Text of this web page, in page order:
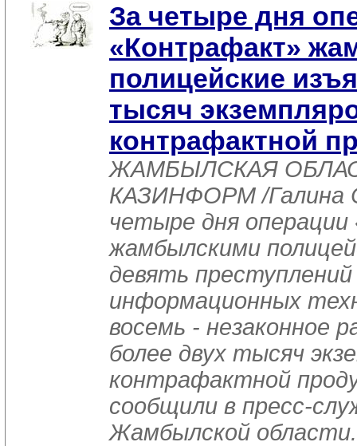
За четыре дня
«Контрафакт»
полицейские
тысяч
контрафактной
ЖАМБЫЛСКАЯ
КАЗИНФОРМ /Галина
четыре дня
жамбылскими
девять
информационных
восемь - незаконное
более двух тысяч
контрафактной
сообщили в пресс-
Жамбылской области.